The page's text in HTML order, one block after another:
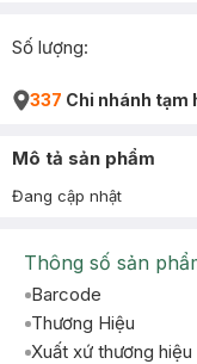
Số lượng:
337 Chi nhánh tạm
Mô tả sản phẩm
Đang cập nhật
Thông số sản
Barcode
Thương Hiệu
Xuất xứ thương hiệu